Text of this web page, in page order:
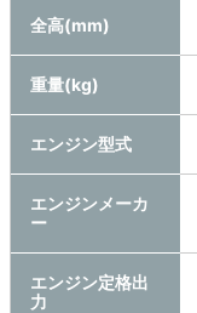
全高(mm)
重量(kg)
エンジン型式
エンジンメーカ
ー
エンジン定格出
力